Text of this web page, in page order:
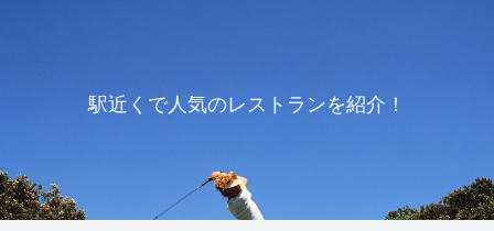
駅近くで人気のレストランを紹介！